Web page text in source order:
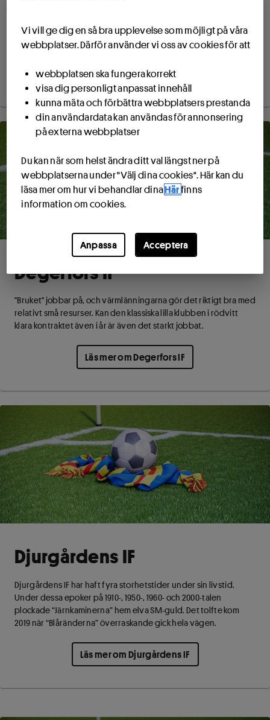
Årets säsong blir den tionde i Allsvenskan för klubben som
fostrat mängder av svenska stjärnspelare.
Läs mer om BP
Degerfors IF
"Bruket" jobbar på, och värmlänningarna gör det riktigt bra med
relativt små resurser. Kan den klassiska lilla klubben i rödvitt
klara kontraktet även i år är även det starkt jobbat.
Läs mer om Degerfors IF
Djurgårdens IF
Djurgårdens IF har haft fyra storhetstider under sin livstid.
Under dessa epoker på 1910-, 1950-, 1960- och 2000-talen
plockade “Järnkaminerna” hem elva SM-guld. Det tolfte kom
2019 när “Blåränderna” överraskande gick hela vägen.
Läs mer om Djurgårdens IF
Vi vill ge dig en så bra upplevelse som möjligt på våra
webbplatser. Därför använder vi oss av cookies för att
webbplatsen ska fungera korrekt
visa dig personligt anpassat innehåll
kunna mäta och förbättra webbplatsers prestanda
din användardata kan användas för annonsering
på externa webbplatser
Du kan när som helst ändra ditt val längst ner på
webbplatserna under "Välj dina cookies". Här kan du
läsa mer om hur vi behandlar dinaHär finns
information om cookies.
Anpassa Acceptera